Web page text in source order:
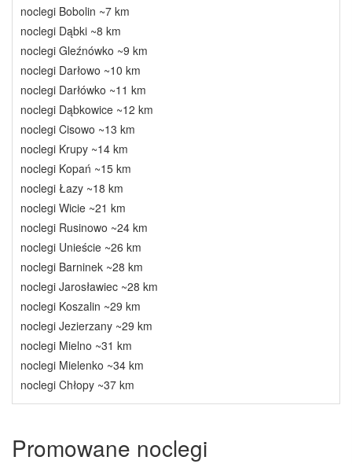
noclegi Bobolin ~7 km
noclegi Dąbki ~8 km
noclegi Gleźnówko ~9 km
noclegi Darłowo ~10 km
noclegi Darłówko ~11 km
noclegi Dąbkowice ~12 km
noclegi Cisowo ~13 km
noclegi Krupy ~14 km
noclegi Kopań ~15 km
noclegi Łazy ~18 km
noclegi Wicie ~21 km
noclegi Rusinowo ~24 km
noclegi Unieście ~26 km
noclegi Barninek ~28 km
noclegi Jarosławiec ~28 km
noclegi Koszalin ~29 km
noclegi Jezierzany ~29 km
noclegi Mielno ~31 km
noclegi Mielenko ~34 km
noclegi Chłopy ~37 km
Promowane noclegi